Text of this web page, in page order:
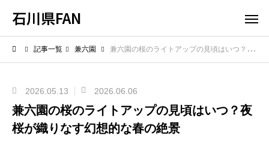
石川県FAN
記事一覧 兼六園 兼六園の桜のライトアップの見頃はいつ？夜桜が織りなす幻想的な春の絶景
2026.05.13 2026.06.06
兼六園の桜のライトアップの見頃はいつ？夜
桜が織りなす幻想的な春の絶景